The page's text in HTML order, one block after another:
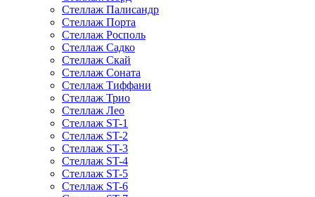
Стеллаж Палисандр
Стеллаж Порта
Стеллаж Росполь
Стеллаж Садко
Стеллаж Скай
Стеллаж Соната
Стеллаж Тиффани
Стеллаж Трио
Стеллаж Лео
Стеллаж ST-1
Стеллаж ST-2
Стеллаж ST-3
Стеллаж ST-4
Стеллаж ST-5
Стеллаж ST-6